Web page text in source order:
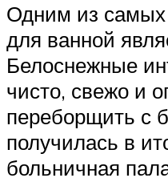
Одним из самых
для ванной
Белоснежные
чисто, свежо и
переборщить с
получилась в
больничная